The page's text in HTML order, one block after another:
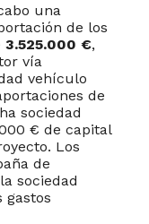
una
de los
3.525.000 €,
vía
vehículo
de
sociedad
€ de capital
Los
de
sociedad
gastos